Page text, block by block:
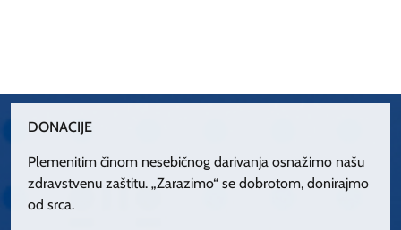
DONACIJE
Plemenitim činom nesebičnog darivanja osnažimo našu
zdravstvenu zaštitu. „Zarazimo“ se dobrotom, donirajmo
od srca.